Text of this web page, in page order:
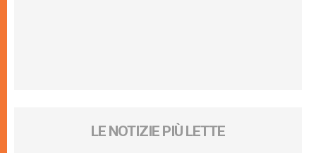
LE NOTIZIE PIÙ LETTE